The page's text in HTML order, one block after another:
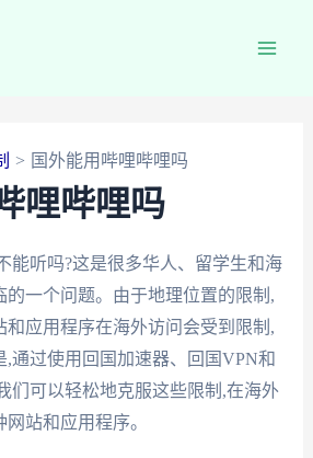
国外能用哔哩哔哩吗
哩哔哩吗
能听吗?这是很多华人、留学生和海
的一个问题。由于地理位置的限制,
和应用程序在海外访问会受到限制,
,通过使用回国加速器、回国VPN和
们可以轻松地克服这些限制,在海外
站和应用程序。